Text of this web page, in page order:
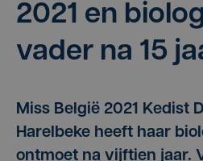
2021 en
vader na 15
Miss België 2021 Kedist
Harelbeke heeft haar
ontmoet na vijftien jaar.